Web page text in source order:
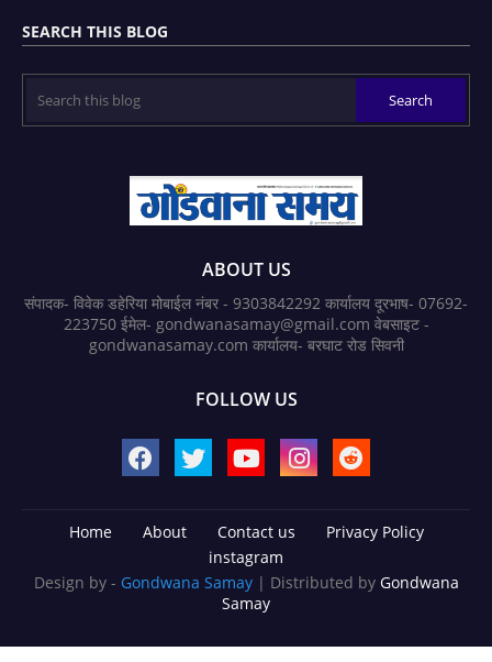
SEARCH THIS BLOG
ABOUT US
संपादक- विवेक डहेरिया मोबाईल नंबर - 9303842292 कार्यालय दूरभाष- 07692-
223750 ईमेल- gondwanasamay@gmail.com वेबसाइट -
gondwanasamay.com कार्यालय- बरघाट रोड सिवनी
FOLLOW US
Home About Contact us
Privacy Policy
instagram
Design by - Gondwana Samay | Distributed by Gondwana
Samay